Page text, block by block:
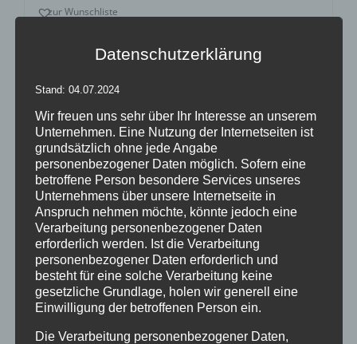
zur Wunschliste
Inflatables easy CONE
Datenschutzerklärung
Stand: 04.07.2024
Wir freuen uns sehr über Ihr Interesse an unserem
Unternehmen. Eine Nutzung der Internetseiten ist
grundsätzlich ohne jede Angabe
personenbezogener Daten möglich. Sofern eine
betroffene Person besondere Services unseres
Unternehmens über unsere Internetseite in
Anspruch nehmen möchte, könnte jedoch eine
Verarbeitung personenbezogener Daten
erforderlich werden. Ist die Verarbeitung
personenbezogener Daten erforderlich und
besteht für eine solche Verarbeitung keine
gesetzliche Grundlage, holen wir generell eine
Einwilligung der betroffenen Person ein.
Die Verarbeitung personenbezogener Daten,